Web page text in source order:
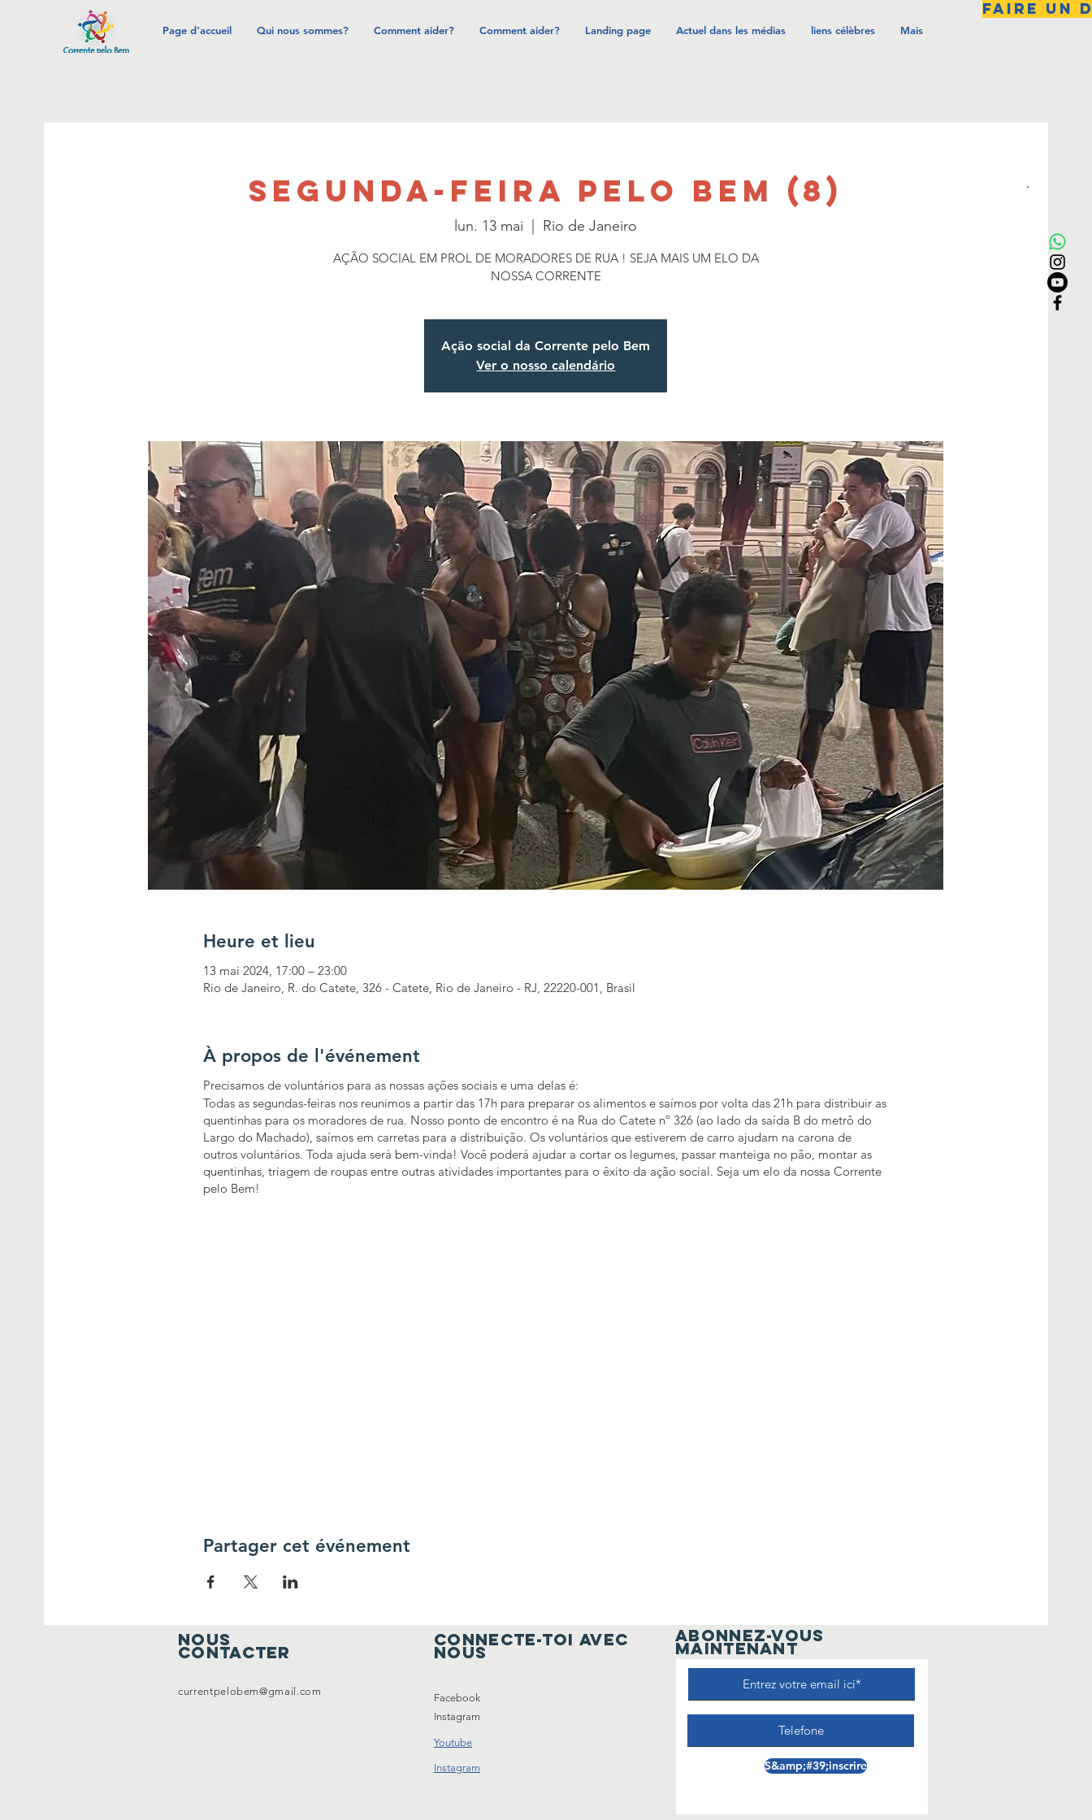
FAIRE UN
Page d'accueil Qui nous sommes? Comment aider? Comment aider? Landing page Actuel dans les médias liens célèbres Mais
SEGUNDA-FEIRA PELO BEM (8)
lun. 13 mai Rio de Janeiro
AÇÃO SOCIAL EM PROL DE MORADORES DE RUA ! SEJA MAIS UM ELO DA
NOSSA CORRENTE
Ação social da Corrente pelo Bem
Ver o nosso calendário
Heure et lieu
13 mai 2024, 17:00 – 23:00
Rio de Janeiro, R. do Catete, 326 - Catete, Rio de Janeiro - RJ, 22220-001, Brasil
À propos de l'événement
Precisamos de voluntários para as nossas ações sociais e uma delas é:
Todas as segundas-feiras nos reunimos a partir das 17h para preparar os alimentos e saímos por volta das 21h para distribuir as
quentinhas para os moradores de rua. Nosso ponto de encontro é na Rua do Catete nº 326 (ao lado da saída B do metrô do
Largo do Machado), saímos em carretas para a distribuição. Os voluntários que estiverem de carro ajudam na carona de
outros voluntários. Toda ajuda será bem-vinda! Você poderá ajudar a cortar os legumes, passar manteiga no pão, montar as
quentinhas, triagem de roupas entre outras atividades importantes para o êxito da ação social. Seja um elo da nossa Corrente
pelo Bem!
Partager cet événement
Nous
contacter
currentpelobem@gmail.com
Connecte-toi avec
nous
Facebook
Instagram
Youtube
Instagram
ABONNEZ-VOUS
MAINTENANT
S&amp;#39;inscrire